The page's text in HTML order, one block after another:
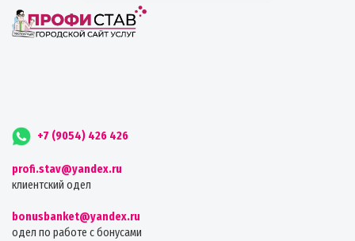
+7 (9054) 426 426
profi.stav@yandex.ru
клиентский одел
bonusbanket@yandex.ru
одел по работе с бонусами